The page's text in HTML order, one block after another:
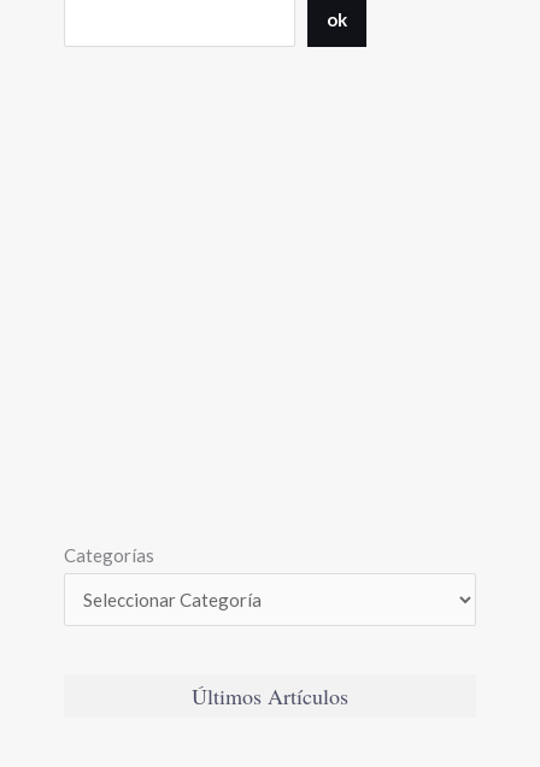
ok
Categorías
Últimos Artículos